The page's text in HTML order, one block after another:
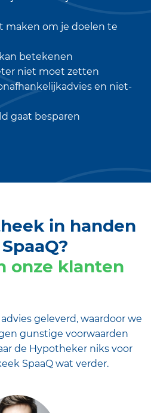
maken om je doelen te
betekenen
niet moet zetten
en niet-
gaat besparen
in handen
onze klanten
geleverd, waardoor we
gunstige voorwaarden
de Hypotheker niks voor
SpaaQ wat verder.